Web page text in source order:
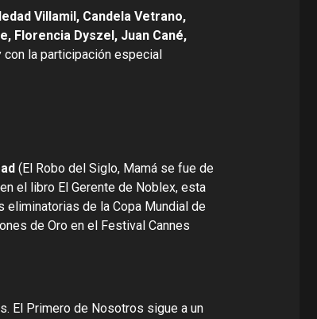
Villamil, Candela Vetrano,
Florencia Dyszel, Juan Cané,
con la participación especial
(El Robo del Siglo, Mamá se fue de
el libro El Gerente de Noblex, esta
eliminatorias de la Copa Mundial de
de Oro en el Festival Cannes
El Primero de Nosotros sigue a un